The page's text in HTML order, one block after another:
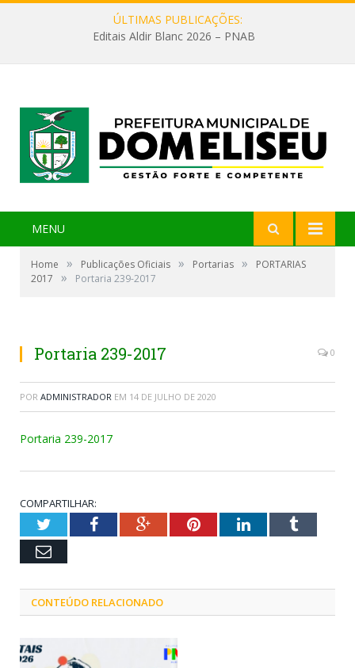
ÚLTIMAS PUBLICAÇÕES:
Editais Aldir Blanc 2026 – PNAB
MENU
Home » Publicações Oficiais » Portarias »
PORTARIAS
2017
» Portaria 239-2017
Portaria 239-2017 0
POR ADMINISTRADOR EM 14 DE JULHO DE 2020
Portaria 239-2017
COMPARTILHAR:
TwitterFacebookGoogle+PinterestLinkedInTumblr
Email
CONTEÚDO RELACIONADO